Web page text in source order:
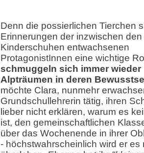
Denn die possierlichen Tierchen
Erinnerungen der inzwischen den
Kinderschuhen entwachsenen
ProtagonistInnen eine wichtige
schmuggeln sich immer wieder
Alpträumen in deren
möchte Clara, nunmehr
Grundschullehrerin tätig, ihren
lieber nicht erklären, warum es
ist, den gemeinschaftlichen
über das Wochenende in ihrer
- höchstwahrscheinlich wird er es